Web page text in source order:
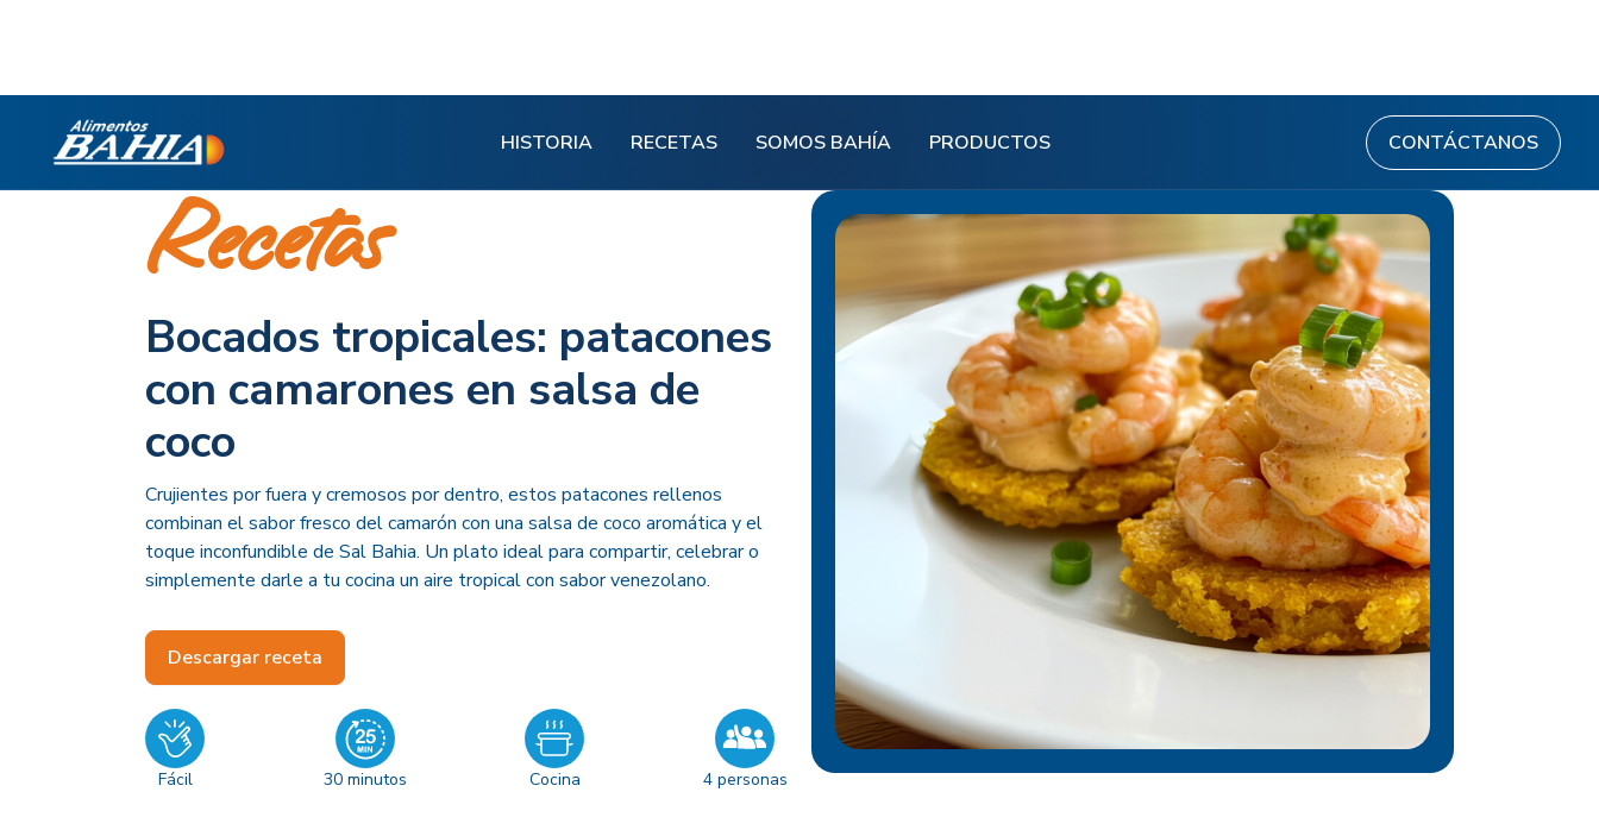
HISTORIA RECETAS SOMOS BAHÍA PRODUCTOS CONTÁCTANOS
Recetas
Bocados tropicales: patacones
con camarones en salsa de
coco
Crujientes por fuera y cremosos por dentro, estos patacones rellenos
combinan el sabor fresco del camarón con una salsa de coco aromática y el
toque inconfundible de Sal Bahia. Un plato ideal para compartir, celebrar o
simplemente darle a tu cocina un aire tropical con sabor venezolano.
Descargar receta
Fácil 30 minutos Cocina 4 personas